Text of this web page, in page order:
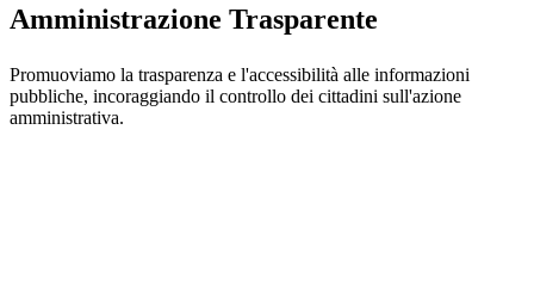
Amministrazione Trasparente
Promuoviamo la trasparenza e l'accessibilità alle informazioni
pubbliche, incoraggiando il controllo dei cittadini sull'azione
amministrativa.